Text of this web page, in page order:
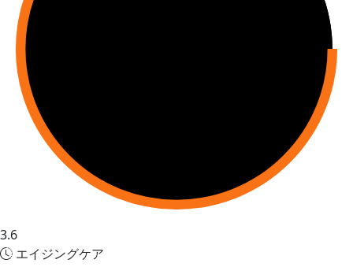
3.6
エイジングケア